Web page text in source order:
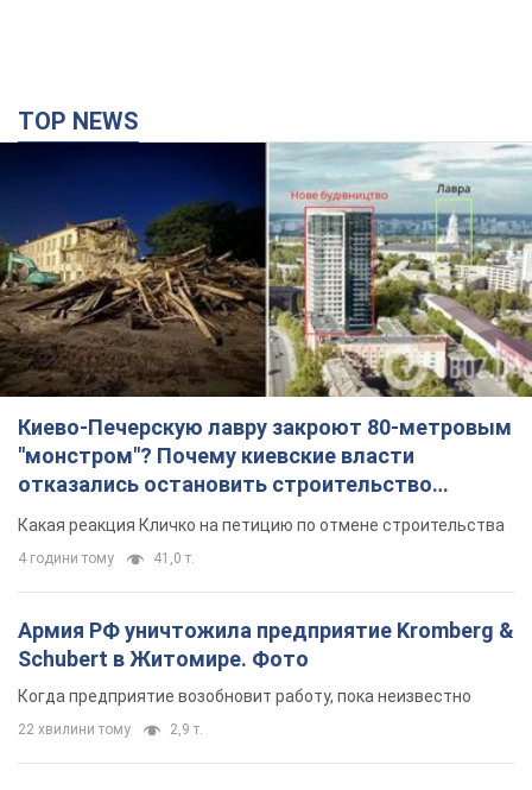
TOP NEWS
Киево-Печерскую лавру закроют 80-метровым
"монстром"? Почему киевские власти
отказались остановить строительство
небоскреба "московского верующего"
Какая реакция Кличко на петицию по отмене строительства
4 години тому 41,0 т.
Армия РФ уничтожила предприятие Kromberg &
Schubert в Житомире. Фото
Когда предприятие возобновит работу, пока неизвестно
22 хвилини тому 2,9 т.